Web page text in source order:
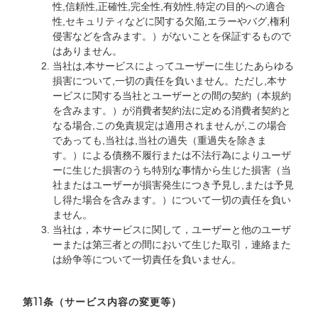
性,信頼性,正確性,完全性,有効性,特定の目的への適合
性,セキュリティなどに関する欠陥,エラーやバグ,権利
侵害などを含みます。）がないことを保証するもので
はありません。
当社は,本サービスによってユーザーに生じたあらゆる
損害について,一切の責任を負いません。ただし,本サ
ービスに関する当社とユーザーとの間の契約（本規約
を含みます。）が消費者契約法に定める消費者契約と
なる場合,この免責規定は適用されませんが,この場合
であっても,当社は,当社の過失（重過失を除きま
す。）による債務不履行または不法行為によりユーザ
ーに生じた損害のうち特別な事情から生じた損害（当
社またはユーザーが損害発生につき予見し,または予見
し得た場合を含みます。）について一切の責任を負い
ません。
当社は，本サービスに関して，ユーザーと他のユーザ
ーまたは第三者との間において生じた取引，連絡また
は紛争等について一切責任を負いません。
第11条（サービス内容の変更等）